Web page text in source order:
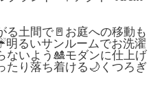
る土間で🚪お庭への移動も
明るいサンルームでお洗濯
ないよう🎎モダンに仕上げ
たり落ち着ける🌙くつろぎ